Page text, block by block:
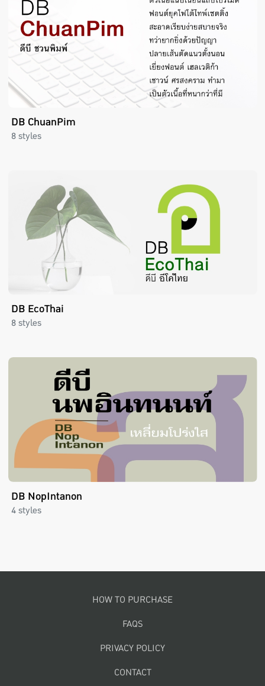
DB ChuanPim
8 styles
DB EcoThai
8 styles
DB NopIntanon
4 styles
Footer menuHOW TO PURCHASE
FAQS
PRIVACY POLICY
CONTACT